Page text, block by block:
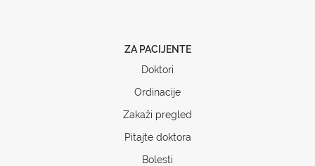
ZA PACIJENTE
Doktori
Ordinacije
Zakaži pregled
Pitajte doktora
Bolesti